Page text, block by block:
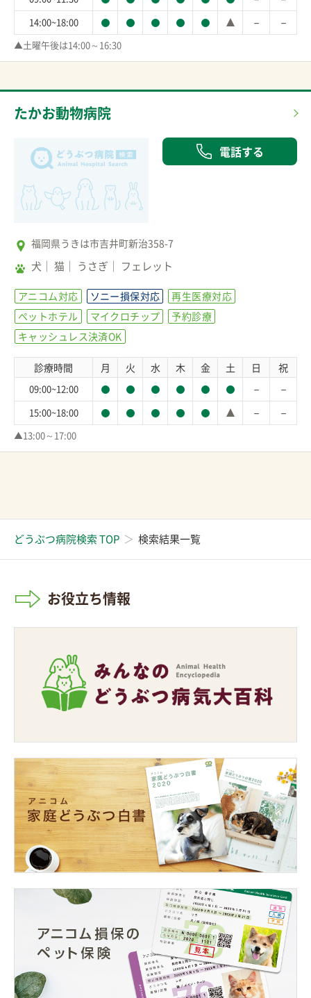
14:00~18:00 － －
▲土曜午後は14:00～16:30
たかお動物病院
電話する
福岡県うきは市吉井町新治358-7
犬 猫 うさぎ フェレット
アニコム対応 ソニー損保対応
再生医療対応
ペットホテル
マイクロチップ
予約診療
キャッシュレス決済OK
診療時間 月 火 水 木 金 土 日 祝
09:00~12:00 － －
15:00~18:00 － －
▲13:00～17:00
どうぶつ病院検索 TOP 検索結果一覧
お役立ち情報